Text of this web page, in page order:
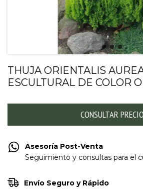
THUJA ORIENTALIS
ESCULTURAL DE COLOR
Asesoría Post-Venta
Seguimiento y consultas para el
Envío Seguro y Rápido